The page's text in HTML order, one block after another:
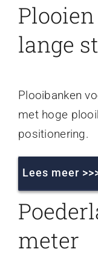
lange
Plooibanken
met hoge
positionering.
Lees meer
meter